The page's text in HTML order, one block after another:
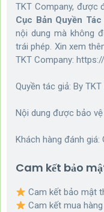
TKT Company, được
Cục Bản Quyền Tác
nội dung mà không
trái phép. Xin xem
TKT Company:
Quyền tác giả: By TKT
Nội dung được bảo vệ
Khách hàng đánh giá:
Cam kết bảo
Cam kết bảo mật
Cam kết mua hàng